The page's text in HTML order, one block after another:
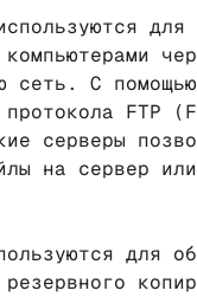
для
сеть. С помощью
протокола
серверы
на сервер
для